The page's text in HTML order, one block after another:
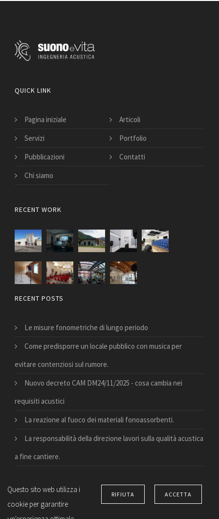
QUICK LINK
Pagina iniziale
Articoli
Servizi
Portfolio
Pubblicazioni
Contatti
Chi siamo
RECENT WORK
RECENT POSTS
Le misure fonometriche di lungo periodo
Come predisporre un locale pubblico con musica per
evitare contenziosi sul rumore.
Nuovo decreto CAM DM24/11/2025 - cosa cambia nei
requisiti acustici
La reazione al fuoco dei materiali fonoassorbenti.
La responsabilità della direzione lavori sulla qualità acustica
a fine cantiere.
ACCETTA
RIFIUTA
Questo sito web utilizza i
cookie per garantire